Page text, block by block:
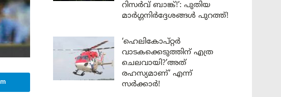
റിസർവ് ബാങ്ക്!’: പുതിയ
മാർഗ്ഗനിർദ്ദേശങ്ങൾ പുറത്ത്!
‘ഹെലികോപ്റ്റർ
വാടകക്കെടുത്തിന് എത്ര
ചെലവായി?’അത്
രഹസ്യമാണ്’ എന്ന്
സർക്കാർ!